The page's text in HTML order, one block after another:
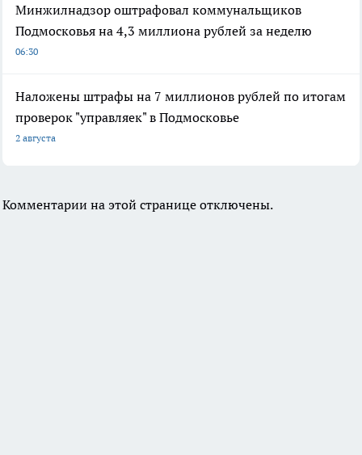
Минжилнадзор оштрафовал коммунальщиков
Подмосковья на 4,3 миллиона рублей за неделю
06:30
Наложены штрафы на 7 миллионов рублей по итогам
проверок "управляек" в Подмосковье
2 августа
Комментарии на этой странице отключены.